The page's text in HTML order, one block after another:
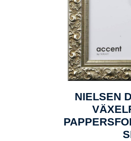
NIELSEN